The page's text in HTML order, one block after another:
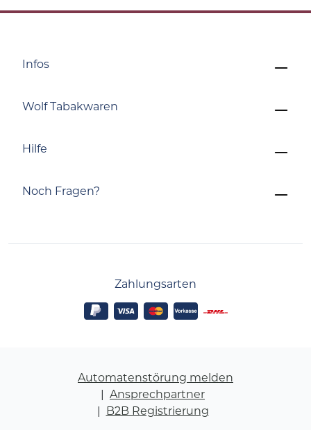
Noch Fragen?
Infos
Wolf Tabakwaren
Hilfe
Zahlungsarten
Automatenstörung melden
Ansprechpartner
B2B Registrierung